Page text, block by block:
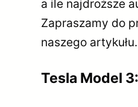
a ile najdroższe
Zapraszamy do
naszego artykułu.
Tesla Model